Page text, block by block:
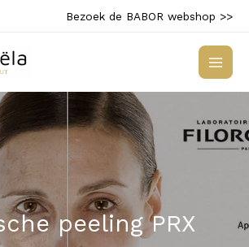
Bezoek de BABOR webshop >>
peeling PRX